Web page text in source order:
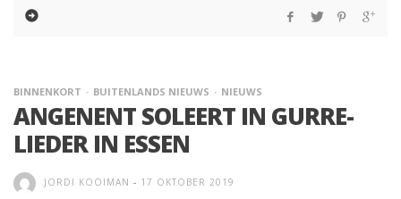
BINNENKORT BUITENLANDS NIEUWS NIEUWS
ANGENENT SOLEERT IN GURRE-
LIEDER IN ESSEN
JORDI KOOIMAN - 17 OKTOBER 2019